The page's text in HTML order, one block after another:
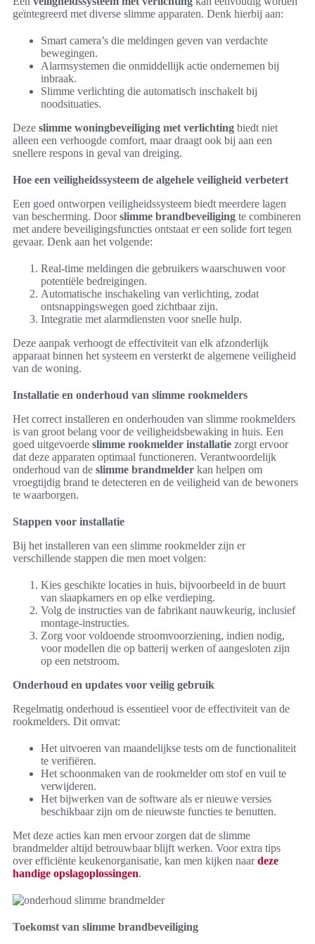
geïntegreerd met diverse slimme apparaten. Denk hierbij aan:
Smart camera’s die meldingen geven van verdachte
bewegingen.
Alarmsystemen die onmiddellijk actie ondernemen bij
inbraak.
Slimme verlichting die automatisch inschakelt bij
noodsituaties.
Deze slimme woningbeveiliging met verlichting biedt niet
alleen een verhoogde comfort, maar draagt ook bij aan een
snellere respons in geval van dreiging.
Hoe een veiligheidssysteem de algehele veiligheid verbetert
Een goed ontworpen veiligheidssysteem biedt meerdere lagen
van bescherming. Doorslimme brandbeveiliging te combineren
met andere beveiligingsfuncties ontstaat er een solide fort tegen
gevaar. Denk aan het volgende:
Real-time meldingen die gebruikers waarschuwen voor
potentiële bedreigingen.
Automatische inschakeling van verlichting, zodat
ontsnappingswegen goed zichtbaar zijn.
Integratie met alarmdiensten voor snelle hulp.
Deze aanpak verhoogt de effectiviteit van elk afzonderlijk
apparaat binnen het systeem en versterkt de algemene veiligheid
van de woning.
Installatie en onderhoud van slimme rookmelders
Het correct installeren en onderhouden van slimme rookmelders
is van groot belang voor de veiligheidsbewaking in huis. Een
goed uitgevoerde slimme rookmelder installatie zorgt ervoor
dat deze apparaten optimaal functioneren. Verantwoordelijk
onderhoud van de slimme brandmelder kan helpen om
vroegtijdig brand te detecteren en de veiligheid van de bewoners
te waarborgen.
Stappen voor installatie
Bij het installeren van een slimme rookmelder zijn er
verschillende stappen die men moet volgen:
Kies geschikte locaties in huis, bijvoorbeeld in de buurt
van slaapkamers en op elke verdieping.
Volg de instructies van de fabrikant nauwkeurig, inclusief
montage-instructies.
Zorg voor voldoende stroomvoorziening, indien nodig,
voor modellen die op batterij werken of aangesloten zijn
op een netstroom.
Onderhoud en updates voor veilig gebruik
Regelmatig onderhoud is essentieel voor de effectiviteit van de
rookmelders. Dit omvat:
Het uitvoeren van maandelijkse tests om de functionaliteit
te verifiëren.
Het schoonmaken van de rookmelder om stof en vuil te
verwijderen.
Het bijwerken van de software als er nieuwe versies
beschikbaar zijn om de nieuwste functies te benutten.
Met deze acties kan men ervoor zorgen dat de slimme
brandmelder altijd betrouwbaar blijft werken. Voor extra tips
over efficiënte keukenorganisatie, kan men kijken naardeze
handige opslagoplossingen.
Toekomst van slimme brandbeveiliging